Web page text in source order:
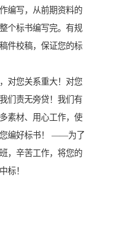
编写，从前期资料的
个标书编写完。有规
件校稿，保证您的标
对您关系重大！对您
们责无旁贷！我们有
素材、用心工作，使
您编好标书！ ——为了
，辛苦工作，将您的
标！